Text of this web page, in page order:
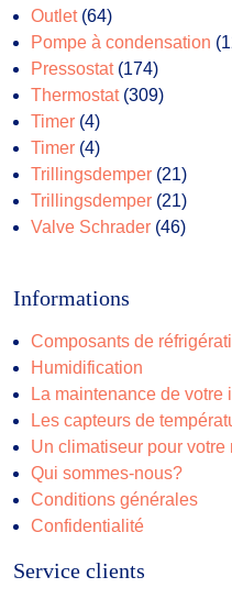
Outlet 6464
produits
Pompe à condensation
Pressostat 174174
produits
Thermostat 309309
Timer 44
produits
Timer 44
produits
Trillingsdemper 2121
Trillingsdemper 2121
Valve Schrader 4646
Informations
Composants de
Humidification
La maintenance de votre
Les capteurs de
Un climatiseur pour votre
Qui sommes-nous?
Conditions générales
Confidentialité
Service clients